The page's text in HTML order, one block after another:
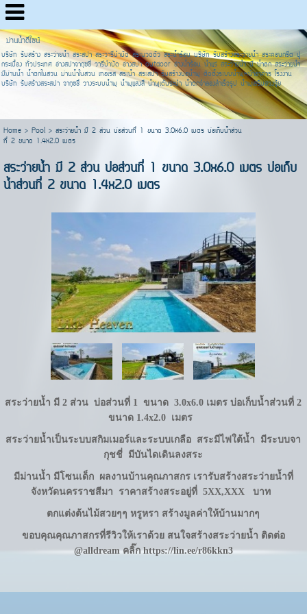
ม่านน้ำดีไซน์
บริษัท รับสร้าง สระว่ายน้ำ สระสปา สระวารีบำบัด สระนวดตัว สระน้ำร้อน บริษัท รับสร้างสระว่ายน้ำ สระคอนกรีต ปู
กระเบื้อง ทั่วประเทศ อ่างสปาจากุซชี่ วารีบำบัด อ่างสปา outdoor อ่างน้ำร้อน น้ำแร่ สระว่ายน้ำ มี น้ำตก สระว่ายน้ำ
มีม่านน้ำ น้ำตกในสวน ม่านน้ำในสวน เทอเรส สระน้ำ สระสปา รับสร้างบ่อน้ำพุ ติดตั้งระบบน้ำพุหน้าอาคาร โรงงาน
บริษัท รับสร้างสระสปา จากุซชี่ วางระบบน้ำพุ น้ำพุแสงสี น้ำพุเต้นระบำ น้ำตกจำลองสำเร็จรูป น้ำพุเสริมฮวงจุ้ย
Home> Pool> สระว่ายน้ำ มี 2 ส่วน บ่อส่วนที่ 1 ขนาด 3.0x6.0 เมตร บ่อเก็บน้ำส่วน
ที่ 2 ขนาด 1.4x2.0 เมตร
สระว่ายน้ำ มี 2 ส่วน บ่อส่วนที่ 1 ขนาด 3.0x6.0 เมตร บ่อเก็บ
น้ำส่วนที่ 2 ขนาด 1.4x2.0 เมตร
สระว่ายน้ำ มี 2 ส่วน บ่อส่วนที่ 1 ขนาด 3.0x6.0 เมตร บ่อเก็บน้ำส่วนที่ 2
ขนาด 1.4x2.0 เมตร
สระว่ายน้ำเป็นระบบสกิมเมอร์และระบบเกลือ สระมีไฟใต้น้ำ มีระบบจา
กุชชี่ มีบันไดเดินลงสระ
มีม่านน้ำ มีโซนเด็ก ผลงานบ้านคุณภาสกร เรารับสร้างสระว่ายน้ำที่
จังหวัดนครราชสีมา ราคาสร้างสระอยู่ที่ 5XX,XXX บาท
ตกแต่งต้นไม้สวยๆๆ หรูหรา สร้างมูลค่าให้บ้านมากๆ
ขอบคุณคุณภาสกรที่รีวิวให้เราด้วย สนใจสร้างสระว่ายน้ำ ติดต่อ
@alldream คลิ๊กhttps://lin.ee/r86kkn3